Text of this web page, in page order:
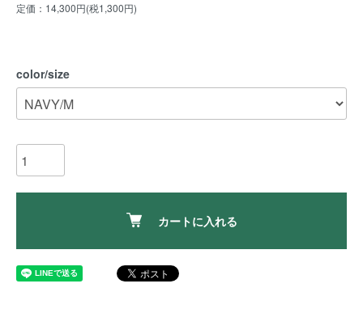
定価：14,300円(税1,300円)
color/size
カートに入れる